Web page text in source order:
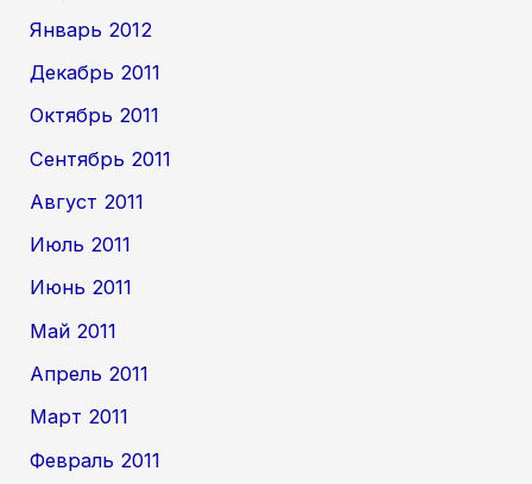
Январь 2012
Декабрь 2011
Октябрь 2011
Сентябрь 2011
Август 2011
Июль 2011
Июнь 2011
Май 2011
Апрель 2011
Март 2011
Февраль 2011